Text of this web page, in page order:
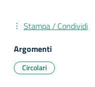
Stampa / Condividi
Argomenti
Circolari